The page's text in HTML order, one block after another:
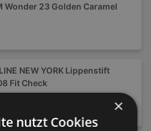
Wonder 23 Golden Caramel
NEW YORK Lippenstift
Fit Check
×
nutzt Cookies